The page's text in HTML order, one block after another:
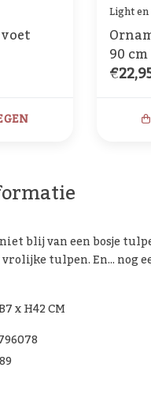
Light
90
blij van een bosje
tulpen. En... nog
x H42 CM